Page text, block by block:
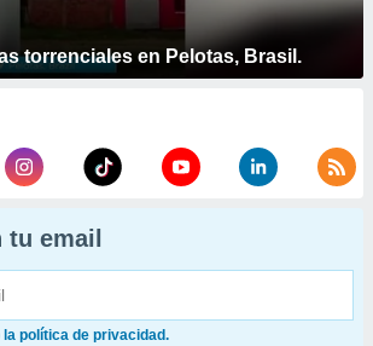
torrenciales en Pelotas, Brasil.
tu email
la política de privacidad.